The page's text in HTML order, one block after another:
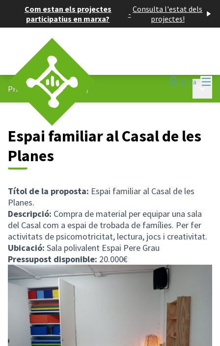
Com estan els projectes
participatius en marxa?
- Consulta l'estat dels
projectes!
Entra
Projectes participatius /
Espai familiar al Casal de les
Planes
Títol de la proposta: Espai familiar al Casal de les
Planes.
Descripció: Compra de material per equipar una sala
del Casal com a espai de trobada de famílies. Per fer
activitats de psicomotricitat, lectura, jocs i creativitat.
Ubicació: Sala polivalent Espai Pere Grau
Pressupost disponible: 20.000€